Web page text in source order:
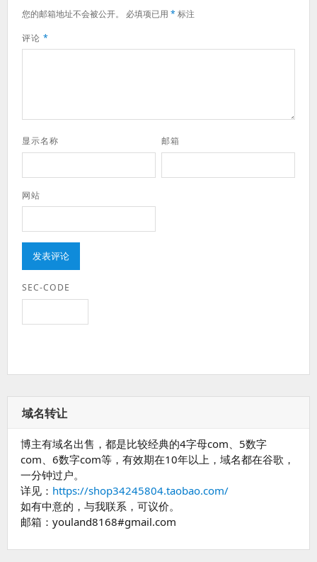
您的邮箱地址不会被公开。 必填项已用 *标注
评论 *
显示名称 邮箱
网站
SEC-CODE
域名转让
博主有域名出售，都是比较经典的4字母com、5数字
com、6数字com等，有效期在10年以上，域名都在谷歌，
一分钟过户。
详见： https://shop34245804.taobao.com/
如有中意的，与我联系，可议价。
邮箱：youland8168#gmail.com